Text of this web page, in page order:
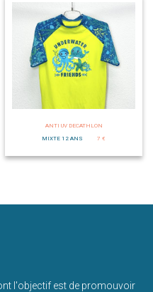
ANTI UV DECATHLON
MIXTE 12 ANS
7 €
l'objectif est de promouvoir